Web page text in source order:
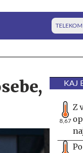
KAJ
8,67
Z